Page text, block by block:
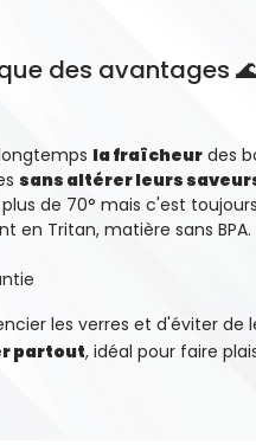
des avantages
la fraîcheur des
sans altérer leurs
de 70° mais c'est
en Tritan, matière sans BPA.
les verres et d'éviter de
partout, idéal pour faire